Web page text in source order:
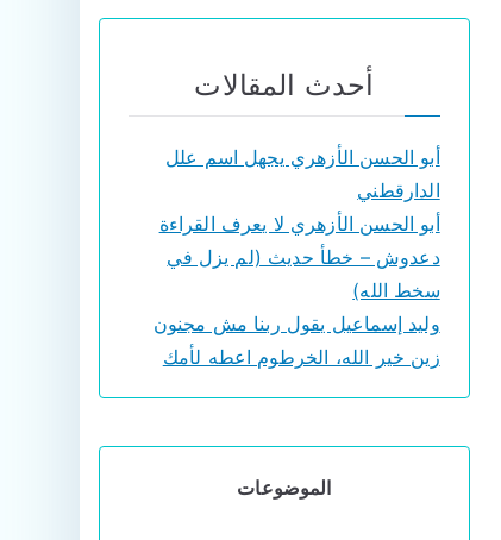
أحدث المقالات
أبو الحسن الأزهري يجهل اسم علل
الدارقطني
أبو الحسن الأزهري لا يعرف القراءة
دعدوش – خطأ حديث (لم يزل في
سخط الله)
وليد إسماعيل يقول ربنا مش مجنون
زين خير الله، الخرطوم اعطه لأمك
الموضوعات